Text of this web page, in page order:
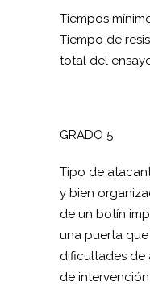
Tiempos
Tiempo de
total del
GRADO 5
Tipo de
y bien
de un botín
una puerta
dificultades de
de